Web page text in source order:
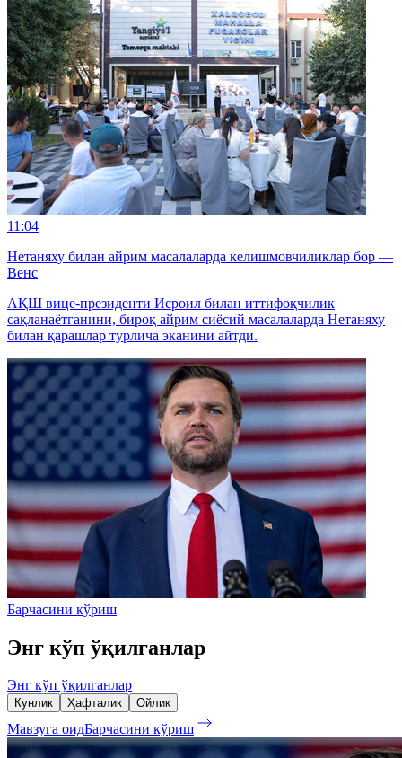
11:04
Нетаняху билан айрим масалаларда келишмовчиликлар бор —
Венс
АҚШ вице-президенти Исроил билан иттифоқчилик
сақланаётганини, бироқ айрим сиёсий масалаларда Нетаняху
билан қарашлар турлича эканини айтди.
Барчасини кўриш
Энг кўп ўқилганлар
Энг кўп ўқилганлар
Кунлик Ҳафталик Ойлик
Мавзуга оидБарчасини кўриш